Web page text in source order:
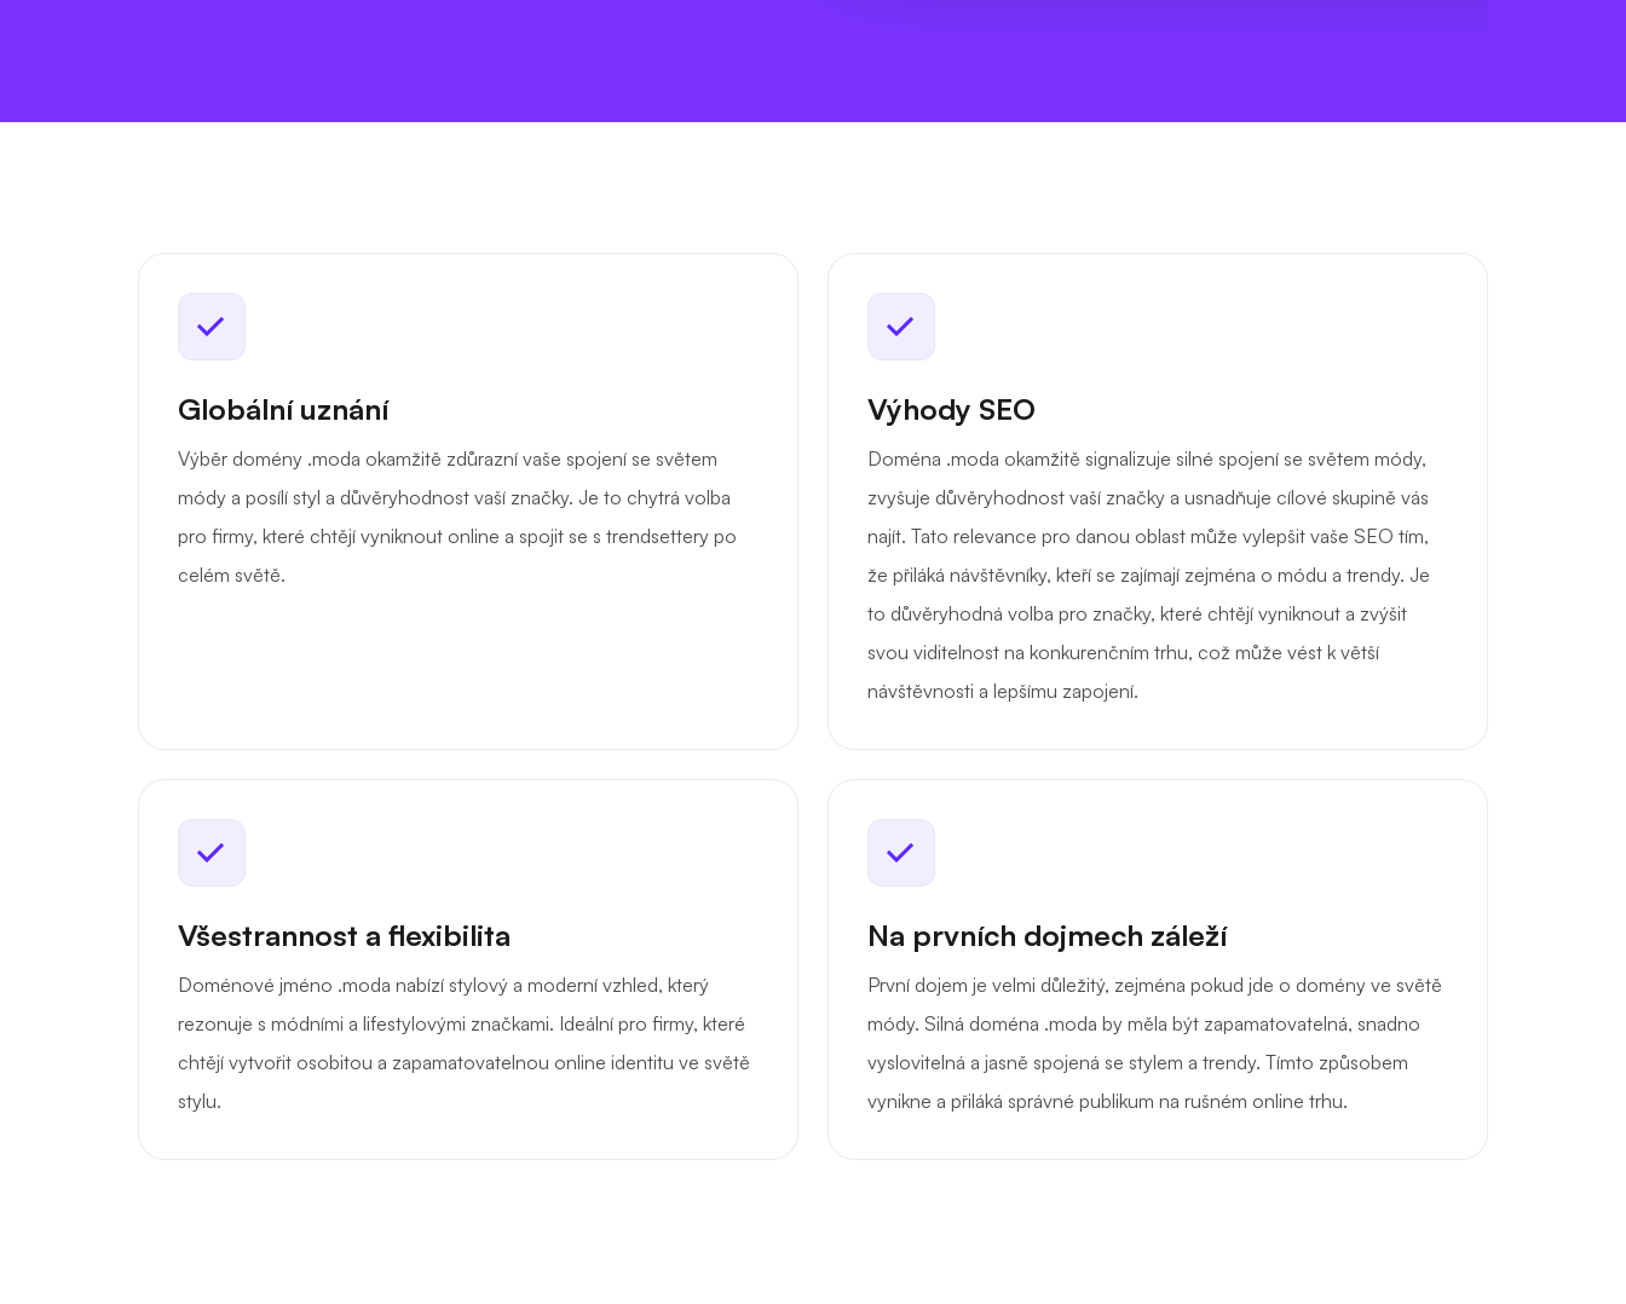
Globální uznání
Výběr domény .moda okamžitě zdůrazní vaše spojení se světem
módy a posílí styl a důvěryhodnost vaší značky. Je to chytrá volba
pro firmy, které chtějí vyniknout online a spojit se s trendsettery po
celém světě.
Výhody SEO
Doména .moda okamžitě signalizuje silné spojení se světem módy,
zvyšuje důvěryhodnost vaší značky a usnadňuje cílové skupině vás
najít. Tato relevance pro danou oblast může vylepšit vaše SEO tím,
že přiláká návštěvníky, kteří se zajímají zejména o módu a trendy. Je
to důvěryhodná volba pro značky, které chtějí vyniknout a zvýšit
svou viditelnost na konkurenčním trhu, což může vést k větší
návštěvnosti a lepšímu zapojení.
Všestrannost a flexibilita
Doménové jméno .moda nabízí stylový a moderní vzhled, který
rezonuje s módními a lifestylovými značkami. Ideální pro firmy, které
chtějí vytvořit osobitou a zapamatovatelnou online identitu ve světě
stylu.
Na prvních dojmech záleží
První dojem je velmi důležitý, zejména pokud jde o domény ve světě
módy. Silná doména .moda by měla být zapamatovatelná, snadno
vyslovitelná a jasně spojená se stylem a trendy. Tímto způsobem
vynikne a přiláká správné publikum na rušném online trhu.